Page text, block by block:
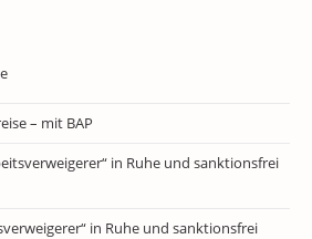
– mit BAP
in Ruhe und sanktionsfrei
in Ruhe und sanktionsfrei